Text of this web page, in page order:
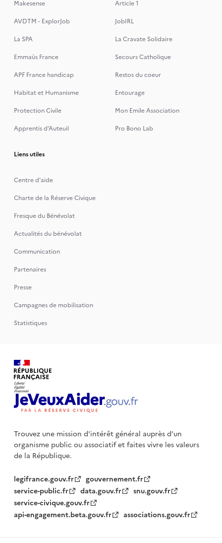
Makesense
Article 1
AVDTM - ExplorJob
JobIRL
La SPA
La Cravate Solidaire
Emmaüs France
Secours Catholique
APF France handicap
Restos du coeur
Habitat et Humanisme
Entourage
Protection Civile
Mon Emile Association
Apprentis d’Auteuil
Pro Bono Lab
Liens utiles
Centre d'aide
Charte de la Réserve Civique
Fresque du Bénévolat
Actualités du bénévolat
Communication
Partenaires
Presse
Campagnes de mobilisation
Statistiques
Trouvez une mission d'intérêt général auprès d’un
organisme publicou associatif et faites vivre les valeurs
de la République.
legifrance.gouv.fr
gouvernement.fr
service-public.fr
data.gouv.fr
snu.gouv.fr
service-civique.gouv.fr
api-engagement.beta.gouv.fr
associations.gouv.fr